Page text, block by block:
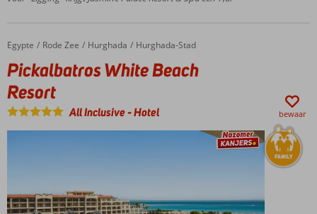
restaurants
Ruime
Home
Egypte Rode Zee Hurghada Hurghada-Stad
Pickalbatros White Beach Resort
Pickalbatros White Beach
Resort
All Inclusive-Hotel bewaar